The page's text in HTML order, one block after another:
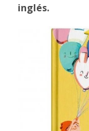
inglés.